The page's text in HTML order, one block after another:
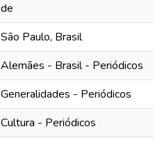
de
São Paulo, Brasil
Alemães - Brasil - Periódicos
Generalidades - Periódicos
Cultura - Periódicos